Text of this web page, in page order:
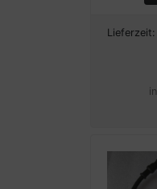
Lieferzeit: